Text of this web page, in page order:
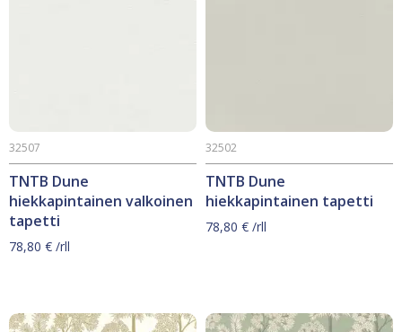
TNTB Dune
hiekkapintainen valkoinen
tapetti
32507
78,80 € /rll
TNTB Dune
hiekkapintainen tapetti
32502
78,80 € /rll